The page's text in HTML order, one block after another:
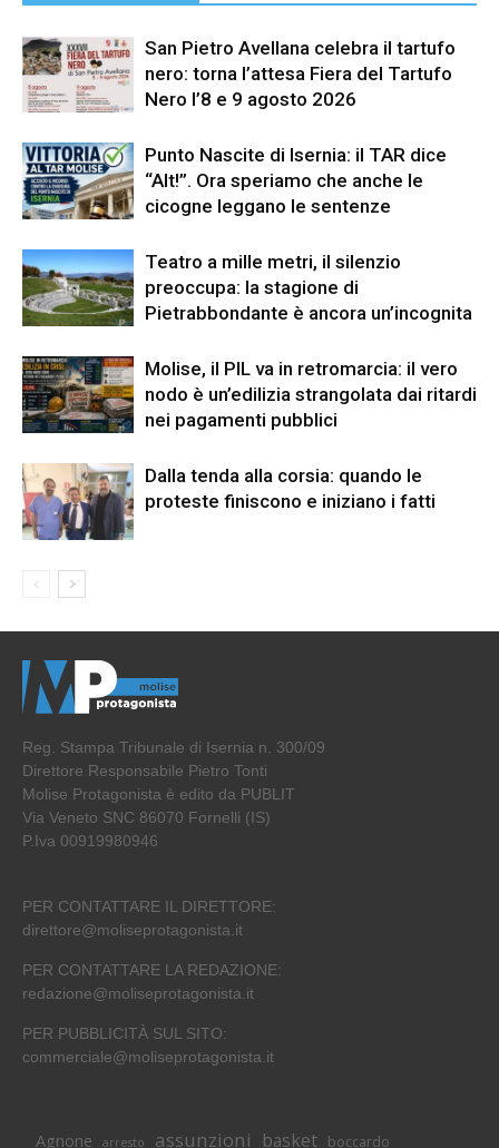
San Pietro Avellana celebra il tartufo
nero: torna l’attesa Fiera del Tartufo
Nero l’8 e 9 agosto 2026
Punto Nascite di Isernia: il TAR dice
“Alt!”. Ora speriamo che anche le
cicogne leggano le sentenze
Teatro a mille metri, il silenzio
preoccupa: la stagione di
Pietrabbondante è ancora un’incognita
Molise, il PIL va in retromarcia: il vero
nodo è un’edilizia strangolata dai ritardi
nei pagamenti pubblici
Dalla tenda alla corsia: quando le
proteste finiscono e iniziano i fatti
Reg. Stampa Tribunale di Isernia n. 300/09
Direttore Responsabile Pietro Tonti
Molise Protagonista è edito da PUBLIT
Via Veneto SNC 86070 Fornelli (IS)
P.Iva 00919980946
PER CONTATTARE IL DIRETTORE:
direttore@moliseprotagonista.it
PER CONTATTARE LA REDAZIONE:
redazione@moliseprotagonista.it
PER PUBBLICITÀ SUL SITO:
commerciale@moliseprotagonista.it
Agnone arresto assunzioni basket boccardo